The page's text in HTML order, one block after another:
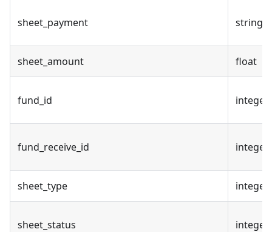
sheet_payment string
sheet_amount float
fund_id integer
fund_receive_id integer
sheet_type integer
sheet_status integer